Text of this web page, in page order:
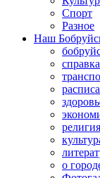
Спорт
Разное
Наш
справка
о